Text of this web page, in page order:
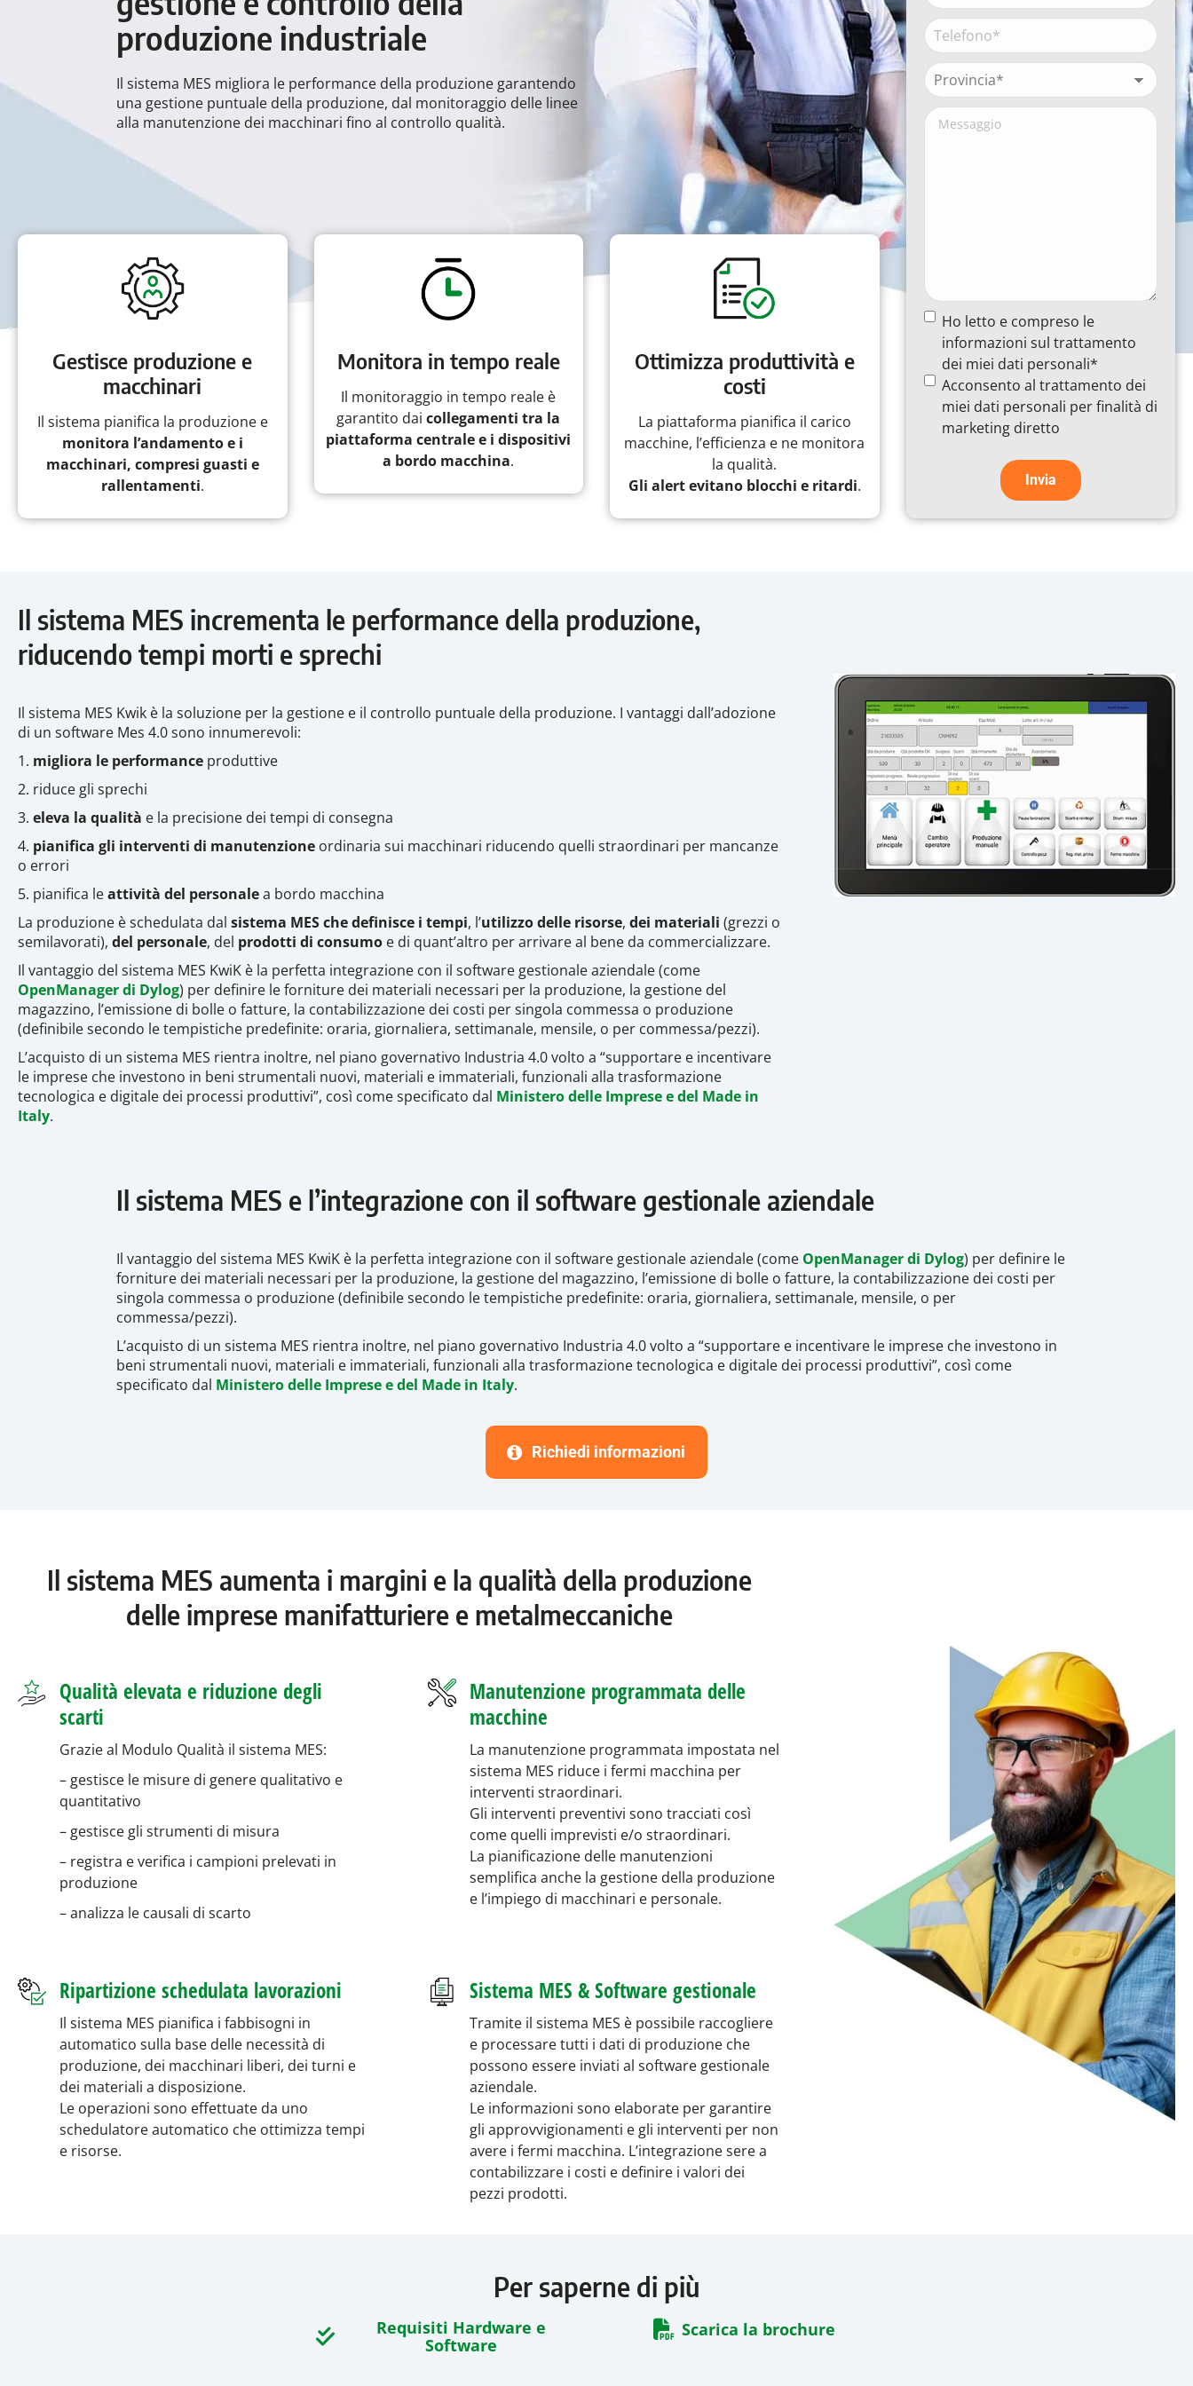
produzione industriale
Il sistema MES migliora le performance della produzione garantendo
una gestione puntuale della produzione, dal monitoraggio delle linee
alla manutenzione dei macchinari fino al controllo qualità.
Gestisce produzione e
macchinari
Il sistema pianifica la produzione e
monitora l’andamento e i
macchinari, compresi guasti e
rallentamenti.
Monitora in tempo reale
Il monitoraggio in tempo reale è
garantito daicollegamenti tra la
piattaforma centrale e i dispositivi
a bordo macchina.
Ottimizza produttività e
costi
La piattaforma pianifica il carico
macchine, l’efficienza e ne monitora
la qualità.
Gli alert evitano blocchi e ritardi.
Ragione
sociale*
(Obbligatorio)
Telefono*
(Obbligatorio)
Provincia*
(Obbligatorio)
Messaggio
Termine
condizioni(Obbligatorio)
Ho letto e compreso le
informazioni sul trattamento
dei miei dati personali*
Termine
condizioni
Acconsento al trattamento dei
miei dati personali per finalità di
marketing diretto
Il sistema MES incrementa le performance della produzione,
riducendo tempi morti e sprechi
Il sistema MES Kwik è la soluzione per la gestione e il controllo puntuale della produzione. I vantaggi dall’adozione
di un software Mes 4.0 sono innumerevoli:
1. migliora le performance produttive
2. riduce gli sprechi
3. eleva la qualità e la precisione dei tempi di consegna
4. pianifica gli interventi di manutenzione ordinaria sui macchinari riducendo quelli straordinari per mancanze
o errori
5. pianifica leattività del personalea bordo macchina
La produzione è schedulata dal sistema MES che definisce i tempi, l’utilizzo delle risorse, dei materiali (grezzi o
semilavorati), del personale, del prodotti di consumo e di quant’altro per arrivare al bene da commercializzare.
Il vantaggio del sistema MES KwiK è la perfetta integrazione con il software gestionale aziendale (come
OpenManager di Dylog) per definire le forniture dei materiali necessari per la produzione, la gestione del
magazzino, l’emissione di bolle o fatture, la contabilizzazione dei costi per singola commessa o produzione
(definibile secondo le tempistiche predefinite: oraria, giornaliera, settimanale, mensile, o per commessa/pezzi).
L’acquisto di un sistema MES rientra inoltre, nel piano governativo Industria 4.0 volto a “supportare e incentivare
le imprese che investono in beni strumentali nuovi, materiali e immateriali, funzionali alla trasformazione
tecnologica e digitale dei processi produttivi”, così come specificato dal Ministero delle Imprese e del Made in
Italy.
Il sistema MES e l’integrazione con il software gestionale aziendale
Il vantaggio del sistema MES KwiK è la perfetta integrazione con il software gestionale aziendale (come OpenManager di Dylog) per definire le
forniture dei materiali necessari per la produzione, la gestione del magazzino, l’emissione di bolle o fatture, la contabilizzazione dei costi per
singola commessa o produzione (definibile secondo le tempistiche predefinite: oraria, giornaliera, settimanale, mensile, o per
commessa/pezzi).
L’acquisto di un sistema MES rientra inoltre, nel piano governativo Industria 4.0 volto a “supportare e incentivare le imprese che investono in
beni strumentali nuovi, materiali e immateriali, funzionali alla trasformazione tecnologica e digitale dei processi produttivi”, così come
specificato dal Ministero delle Imprese e del Made in Italy.
Richiedi informazioni
Il sistema MES aumenta i margini e la qualità della produzione
delle imprese manifatturiere e metalmeccaniche
Qualità elevata e riduzione degli
scarti
Grazie al Modulo Qualità il sistema MES:
– gestisce le misure di genere qualitativo e
quantitativo
– gestisce gli strumenti di misura
– registra e verifica i campioni prelevati in
produzione
– analizza le causali di scarto
Manutenzione programmata delle
macchine
La manutenzione programmata impostata nel
sistema MES riduce i fermi macchina per
interventi straordinari.
Gli interventi preventivi sono tracciati così
come quelli imprevisti e/o straordinari.
La pianificazione delle manutenzioni
semplifica anche la gestione della produzione
e l’impiego di macchinari e personale.
Ripartizione schedulata lavorazioni
Il sistema MES pianifica i fabbisogni in
automatico sulla base delle necessità di
produzione, dei macchinari liberi, dei turni e
dei materiali a disposizione.
Le operazioni sono effettuate da uno
schedulatore automatico che ottimizza tempi
e risorse.
Sistema MES & Software gestionale
Tramite il sistema MES è possibile raccogliere
e processare tutti i dati di produzione che
possono essere inviati al software gestionale
aziendale.
Le informazioni sono elaborate per garantire
gli approvvigionamenti e gli interventi per non
avere i fermi macchina. L’integrazione sere a
contabilizzare i costi e definire i valori dei
pezzi prodotti.
Per saperne di più
Requisiti Hardware e
Software
Scarica la brochure